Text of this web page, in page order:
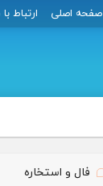
صفحه اصلی ارتباط با
فال و استخاره